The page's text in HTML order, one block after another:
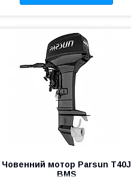
Човенний мотор Parsun T40J
BMS